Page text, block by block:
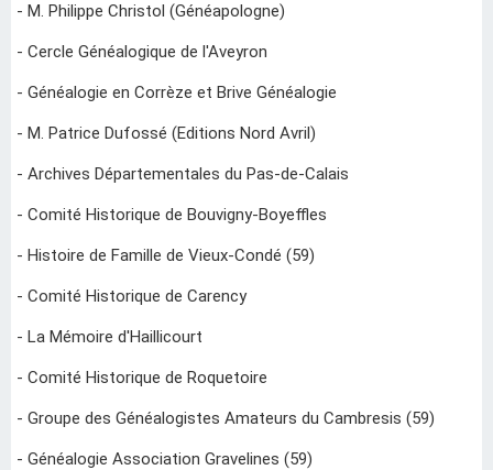
- M. Philippe Christol (Généapologne)
- Cercle Généalogique de l'Aveyron
- Généalogie en Corrèze et Brive Généalogie
- M. Patrice Dufossé (Editions Nord Avril)
- Archives Départementales du Pas-de-Calais
- Comité Historique de Bouvigny-Boyeffles
- Histoire de Famille de Vieux-Condé (59)
- Comité Historique de Carency
- La Mémoire d'Haillicourt
- Comité Historique de Roquetoire
- Groupe des Généalogistes Amateurs du Cambresis (59)
- Généalogie Association Gravelines (59)